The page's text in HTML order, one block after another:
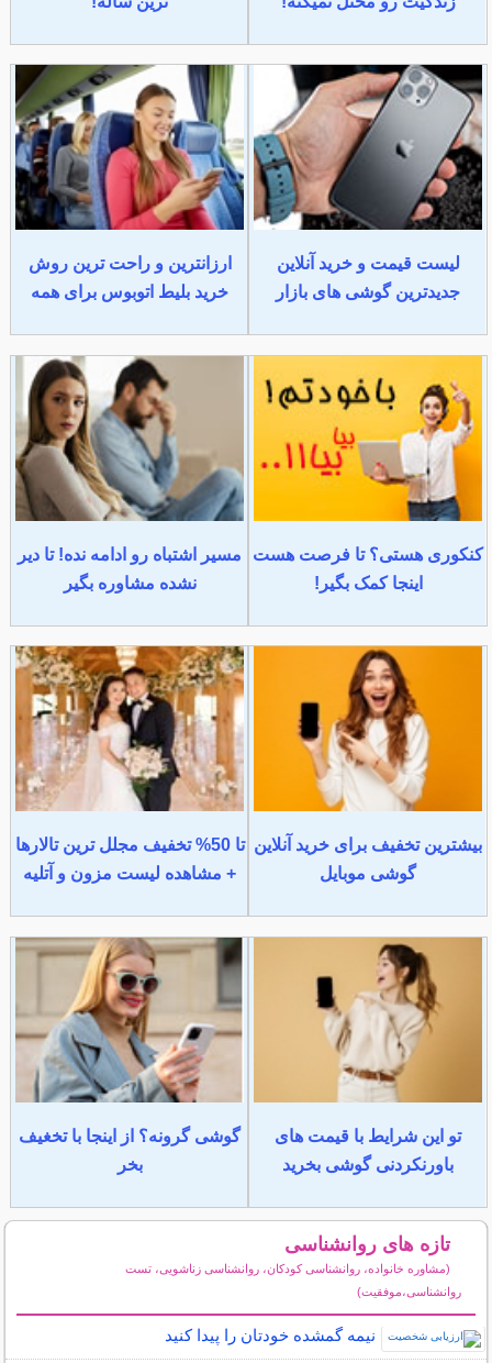
لیست قیمت و خرید آنلاین
جدیدترین گوشی های بازار
ارزانترین و راحت ترین روش
خرید بلیط اتوبوس برای همه
کنکوری هستی؟ تا فرصت هست
اینجا کمک بگیر!
مسیر اشتباه رو ادامه نده! تا دیر
نشده مشاوره بگیر
بیشترین تخفیف برای خرید آنلاین
گوشی موبایل
تا 50% تخفیف مجلل ترین تالارها
+ مشاهده لیست مزون و آتلیه
تو این شرایط با قیمت های
باورنکردنی گوشی بخرید
گوشی گرونه؟ از اینجا با تخغیف
بخر
تازه های روانشناسی
(مشاوره خانواده، روانشناسی کودکان، روانشناسی زناشویی، تست
روانشناسی،موفقیت)
نیمه‌ گمشده خودتان را پیدا کنید